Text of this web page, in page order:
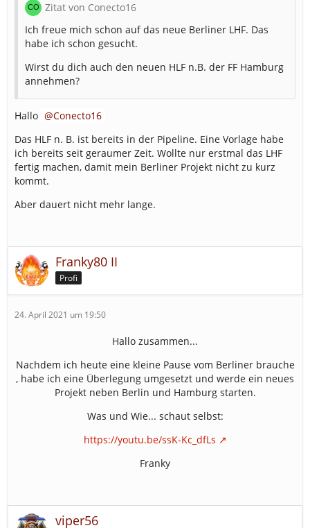
Zitat von Conecto16
Ich freue mich schon auf das neue Berliner LHF. Das
habe ich schon gesucht.
Wirst du dich auch den neuen HLF n.B. der FF Hamburg
annehmen?
Hallo
Conecto16
Das HLF n. B. ist bereits in der Pipeline. Eine Vorlage habe
ich bereits seit geraumer Zeit. Wollte nur erstmal das LHF
fertig machen, damit mein Berliner Projekt nicht zu kurz
kommt.
Aber dauert nicht mehr lange.
Franky80 II
Profi
24. April 2021 um 19:50
Hallo zusammen...
Nachdem ich heute eine kleine Pause vom Berliner brauche
, habe ich eine Überlegung umgesetzt und werde ein neues
Projekt neben Berlin und Hamburg starten.
Was und Wie... schaut selbst:
https://youtu.be/ssK-Kc_dfLs
Franky
viper56